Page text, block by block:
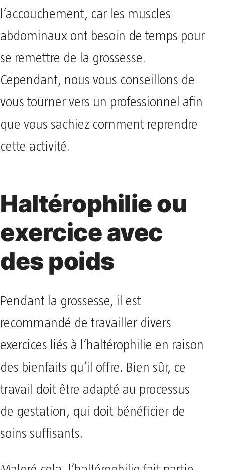
l’accouchement, car les muscles
abdominaux ont besoin de temps pour
se remettre de la grossesse.
Cependant, nous vous conseillons de
vous tourner vers un professionnel afin
que vous sachiez comment reprendre
cette activité.
Haltérophilie ou
exercice avec
des poids
Pendant la grossesse, il est
recommandé de travailler divers
exercices liés à l’haltérophilie en raison
des bienfaits qu’il offre. Bien sûr, ce
travail doit être adapté au processus
de gestation, qui doit bénéficier de
soins suffisants.